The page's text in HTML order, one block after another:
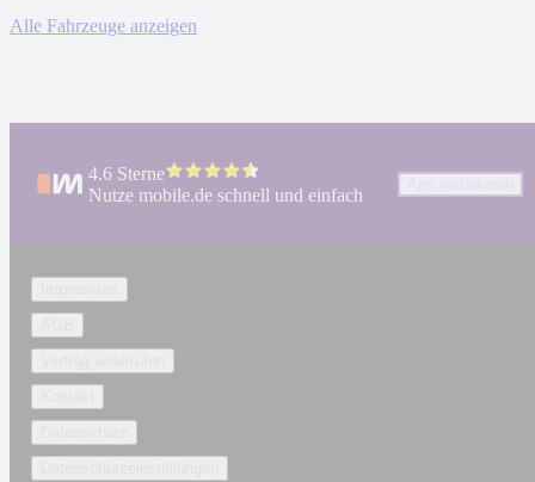
Alle Fahrzeuge anzeigen
4.6 Sterne
Nutze mobile.de schnell und einfach